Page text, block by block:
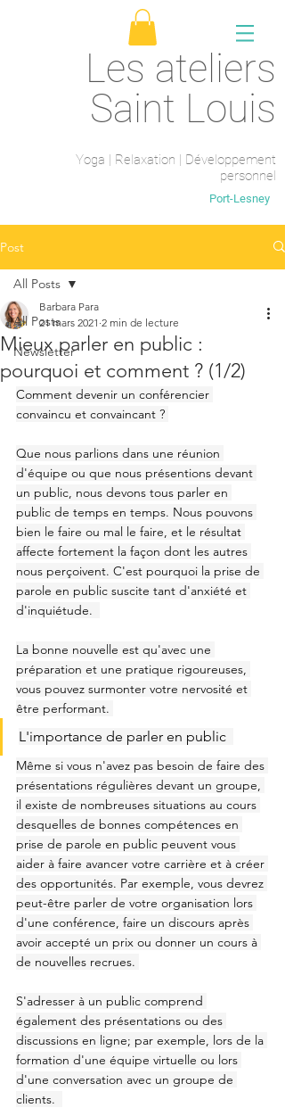
Les ateliers
Saint Louis
Yoga | Relaxation | Développement
personnel
Port-Lesney
Post
All Posts
Newsletter
All Posts
Mieux parler en public :
pourquoi et comment ? (1/2)
Barbara Para
21 mars 2021 2 min de lecture
Comment devenir un conférencier
convaincu et convaincant ?
Que nous parlions dans une réunion
d'équipe ou que nous présentions devant
un public, nous devons tous parler en
public de temps en temps. Nous pouvons
bien le faire ou mal le faire, et le résultat
affecte fortement la façon dont les autres
nous perçoivent. C'est pourquoi la prise de
parole en public suscite tant d'anxiété et
d'inquiétude.
La bonne nouvelle est qu'avec une
préparation et une pratique rigoureuses,
vous pouvez surmonter votre nervosité et
être performant.
L'importance de parler en public
Même si vous n'avez pas besoin de faire des
présentations régulières devant un groupe,
il existe de nombreuses situations au cours
desquelles de bonnes compétences en
prise de parole en public peuvent vous
aider à faire avancer votre carrière et à créer
des opportunités. Par exemple, vous devrez
peut-être parler de votre organisation lors
d'une conférence, faire un discours après
avoir accepté un prix ou donner un cours à
de nouvelles recrues.
S'adresser à un public comprend
également des présentations ou des
discussions en ligne; par exemple, lors de la
formation d'une équipe virtuelle ou lors
d'une conversation avec un groupe de
clients.